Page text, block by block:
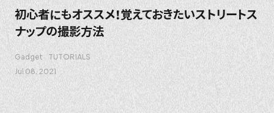
初心者にもオススメ！覚えておきたいストリートス
ナップの撮影方法
Gadget
TUTORIALS
Jul 08. 2021